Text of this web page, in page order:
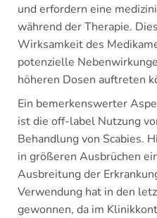
und erfordern eine
während der Therapie.
Wirksamkeit des
potenzielle
höheren Dosen auftreten
Ein bemerkenswerter
ist die off-label Nutzung
Behandlung von Scabies.
in größeren Ausbrüchen
Ausbreitung der
Verwendung hat in den
gewonnen, da im